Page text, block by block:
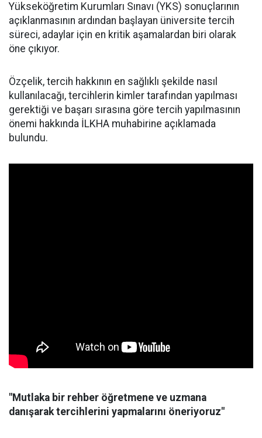
Yükseköğretim Kurumları Sınavı (YKS) sonuçlarının
açıklanmasının ardından başlayan üniversite tercih
süreci, adaylar için en kritik aşamalardan biri olarak
öne çıkıyor.
Özçelik, tercih hakkının en sağlıklı şekilde nasıl
kullanılacağı, tercihlerin kimler tarafından yapılması
gerektiği ve başarı sırasına göre tercih yapılmasının
önemi hakkında İLKHA muhabirine açıklamada
bulundu.
"Mutlaka bir rehber öğretmene ve uzmana
danışarak tercihlerini yapmalarını öneriyoruz"